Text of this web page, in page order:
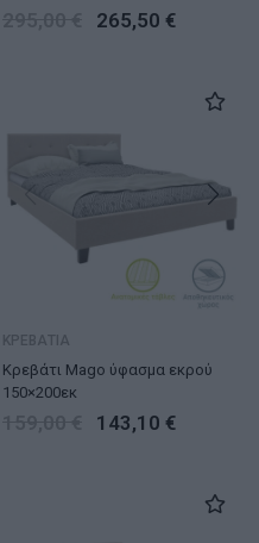
265,50 €
ΚΡΕΒΑΤΙΑ
Κρεβάτι Mago ύφασμα εκρού
150×200εκ
143,10 €